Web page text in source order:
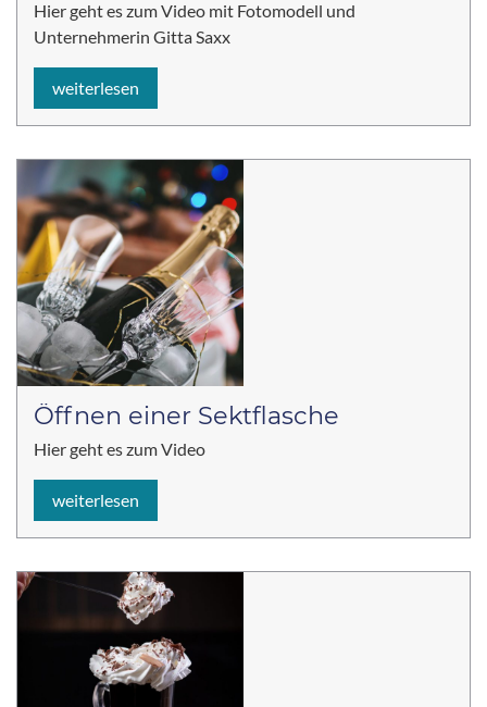
Hier geht es zum Video mit Fotomodell und
Unternehmerin Gitta Saxx
weiterlesen
Öffnen einer Sektflasche
Hier geht es zum Video
weiterlesen